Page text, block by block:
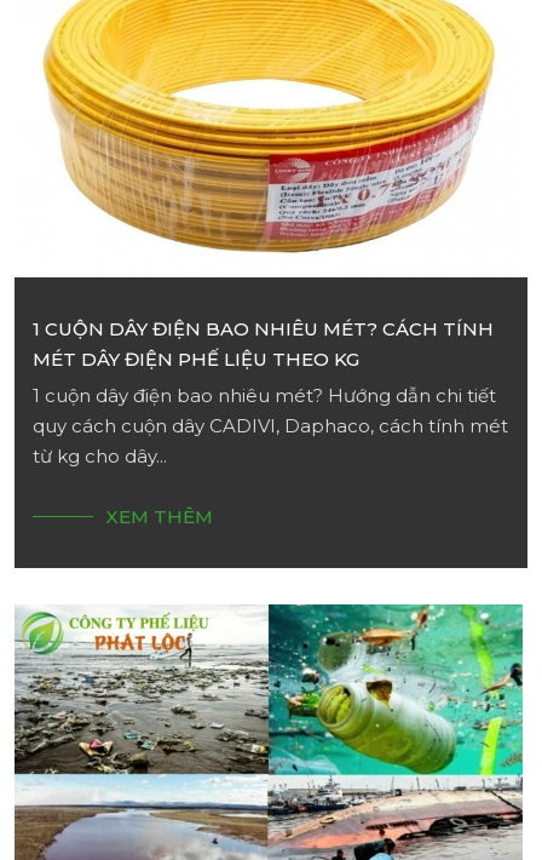
1 CUỘN DÂY ĐIỆN BAO NHIÊU MÉT? CÁCH TÍNH
MÉT DÂY ĐIỆN PHẾ LIỆU THEO KG
1 cuộn dây điện bao nhiêu mét? Hướng dẫn chi tiết
quy cách cuộn dây CADIVI, Daphaco, cách tính mét
từ kg cho dây...
XEM THÊM